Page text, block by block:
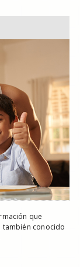
que
, también conocido